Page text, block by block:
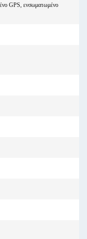
GPS, ενσωματωμένο